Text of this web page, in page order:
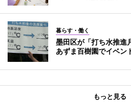
暮らす・働く
墨田区が「打ち水推進
あずま百樹園でイベン
もっと見る